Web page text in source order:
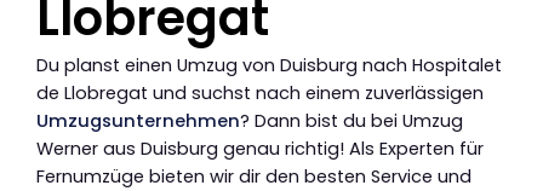
Llobregat
Du planst einen Umzug von Duisburg nach Hospitalet
de Llobregat und suchst nach einem zuverlässigen
Umzugsunternehmen? Dann bist du bei Umzug
Werner aus Duisburg genau richtig! Als Experten für
Fernumzüge bieten wir dir den besten Service und